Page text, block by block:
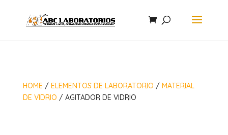
HOME / ELEMENTOS DE LABORATORIO / MATERIAL
DE VIDRIO / AGITADOR DE VIDRIO